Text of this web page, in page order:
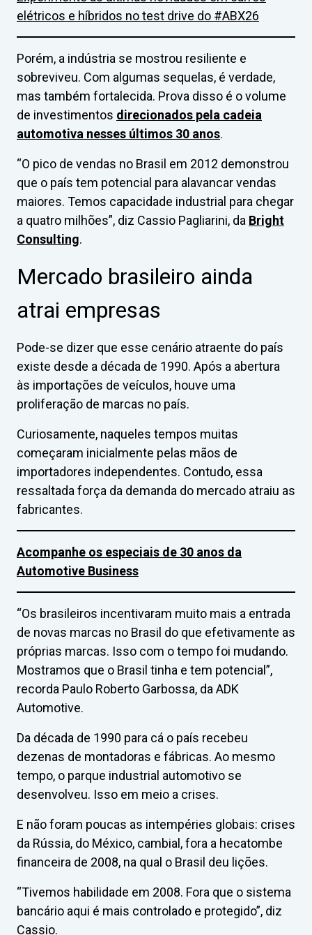
elétricos e híbridos no test drive do #ABX26
Porém, a indústria se mostrou resiliente e
sobreviveu. Com algumas sequelas, é verdade,
mas também fortalecida. Prova disso é o volume
de investimentos direcionados pela cadeia
automotiva nesses últimos 30 anos.
“O pico de vendas no Brasil em 2012 demonstrou
que o país tem potencial para alavancar vendas
maiores. Temos capacidade industrial para chegar
a quatro milhões”, diz Cassio Pagliarini, da Bright
Consulting.
Mercado brasileiro ainda
atrai empresas
Pode-se dizer que esse cenário atraente do país
existe desde a década de 1990. Após a abertura
às importações de veículos, houve uma
proliferação de marcas no país.
Curiosamente, naqueles tempos muitas
começaram inicialmente pelas mãos de
importadores independentes. Contudo, essa
ressaltada força da demanda do mercado atraiu as
fabricantes.
Acompanhe os especiais de 30 anos da
Automotive Business
“Os brasileiros incentivaram muito mais a entrada
de novas marcas no Brasil do que efetivamente as
próprias marcas. Isso com o tempo foi mudando.
Mostramos que o Brasil tinha e tem potencial”,
recorda Paulo Roberto Garbossa, da ADK
Automotive.
Da década de 1990 para cá o país recebeu
dezenas de montadoras e fábricas. Ao mesmo
tempo, o parque industrial automotivo se
desenvolveu. Isso em meio a crises.
E não foram poucas as intempéries globais: crises
da Rússia, do México, cambial, fora a hecatombe
financeira de 2008, na qual o Brasil deu lições.
“Tivemos habilidade em 2008. Fora que o sistema
bancário aqui é mais controlado e protegido”, diz
Cassio.